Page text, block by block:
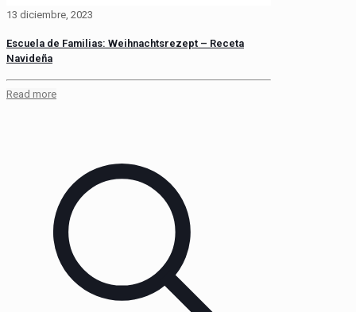
13 diciembre, 2023
Escuela de Familias: Weihnachtsrezept – Receta
Navideña
Read more